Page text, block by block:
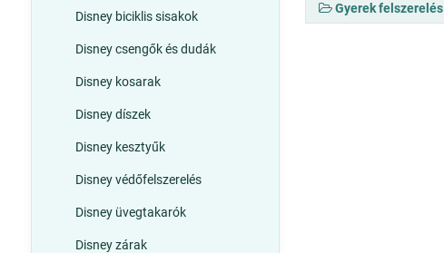
Gyerek felszerelés
Disney biciklis sisakok
Disney csengők és dudák
Disney kosarak
Disney díszek
Disney kesztyűk
Disney védőfelszerelés
Disney üvegtakarók
Disney zárak